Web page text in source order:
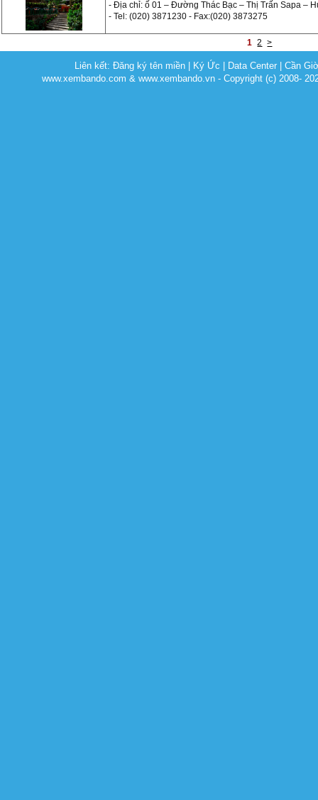
- Địa chỉ: ố 01 – Đường Thác Bạc – Thị Trấn Sapa –
- Tel: (020) 3871230 - Fax:(020) 3873275
1 2 >
Liên kết:Đăng ký tên miền Ký Ức Data Center |Cần
www.xembando.com & www.xembando.vn - Copyright (c) 2008-